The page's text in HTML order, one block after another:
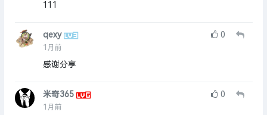
111
qexy
1月前
0
感谢分享
米奇365
1月前
0